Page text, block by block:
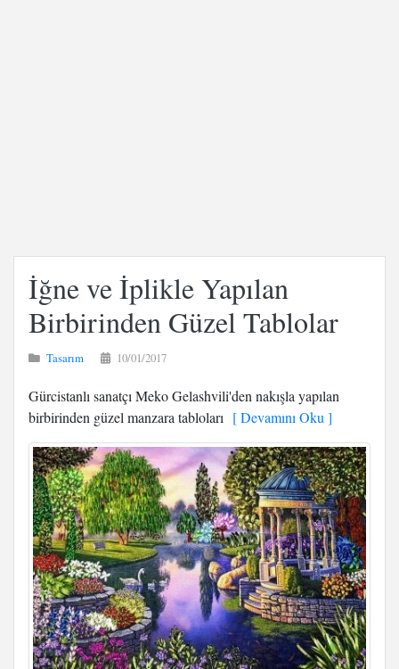
İğne ve İplikle Yapılan
Birbirinden Güzel Tablolar
Tasarım 10/01/2017
Gürcistanlı sanatçı Meko Gelashvili'den nakışla yapılan
birbirinden güzel manzara tabloları [ Devamını Oku ]